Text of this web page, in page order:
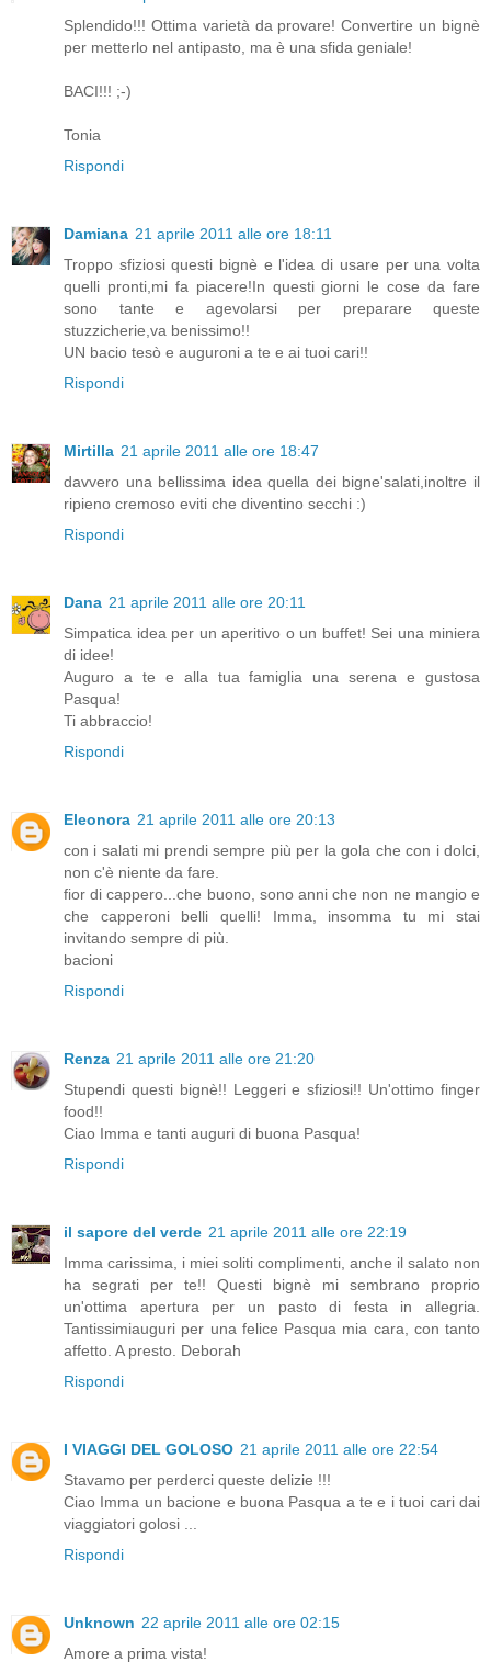
Splendido!!! Ottima varietà da provare! Convertire un bignè
per metterlo nel antipasto, ma è una sfida geniale!
BACI!!! ;-)
Tonia
Rispondi
Damiana 21 aprile 2011 alle ore 18:11
Troppo sfiziosi questi bignè e l'idea di usare per una volta
quelli pronti,mi fa piacere!In questi giorni le cose da fare
sono tante e agevolarsi per preparare queste
stuzzicherie,va benissimo!!
UN bacio tesò e auguroni a te e ai tuoi cari!!
Rispondi
Mirtilla 21 aprile 2011 alle ore 18:47
davvero una bellissima idea quella dei bigne'salati,inoltre il
ripieno cremoso eviti che diventino secchi :)
Rispondi
Dana 21 aprile 2011 alle ore 20:11
Simpatica idea per un aperitivo o un buffet! Sei una miniera
di idee!
Auguro a te e alla tua famiglia una serena e gustosa
Pasqua!
Ti abbraccio!
Rispondi
Eleonora 21 aprile 2011 alle ore 20:13
con i salati mi prendi sempre più per la gola che con i dolci,
non c'è niente da fare.
fior di cappero...che buono, sono anni che non ne mangio e
che capperoni belli quelli! Imma, insomma tu mi stai
invitando sempre di più.
bacioni
Rispondi
Renza 21 aprile 2011 alle ore 21:20
Stupendi questi bignè!! Leggeri e sfiziosi!! Un'ottimo finger
food!!
Ciao Imma e tanti auguri di buona Pasqua!
Rispondi
il sapore del verde 21 aprile 2011 alle ore 22:19
Imma carissima, i miei soliti complimenti, anche il salato non
ha segrati per te!! Questi bignè mi sembrano proprio
un'ottima apertura per un pasto di festa in allegria.
Tantissimiauguri per una felice Pasqua mia cara, con tanto
affetto. A presto. Deborah
Rispondi
I VIAGGI DEL GOLOSO 21 aprile 2011 alle ore 22:54
Stavamo per perderci queste delizie !!!
Ciao Imma un bacione e buona Pasqua a te e i tuoi cari dai
viaggiatori golosi ...
Rispondi
Unknown 22 aprile 2011 alle ore 02:15
Amore a prima vista!